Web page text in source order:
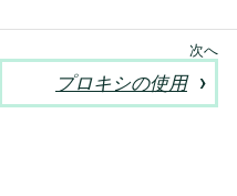
プロキシの使用